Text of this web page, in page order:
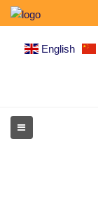
English